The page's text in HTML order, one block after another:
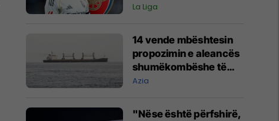
gati ofertën 140
La Liga
14 vende mbështesin
propozimin e aleancës
shumëkombëshe të
mbrojtjes detare të
Saudite
Azia
"Nëse është përfshirë,